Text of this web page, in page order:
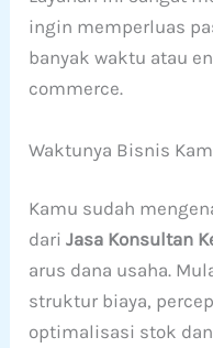
ingin memperluas
banyak waktu atau
commerce.
Waktunya Bisnis
Kamu sudah
dariJasa Konsultan
arus dana usaha.
struktur biaya,
optimalisasi stok